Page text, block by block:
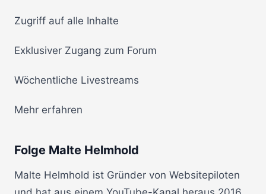
Zugriff auf alle Inhalte
Exklusiver Zugang zum Forum
Wöchentliche Livestreams
Mehr erfahren
Folge Malte Helmhold
Malte Helmhold ist Gründer von Websitepiloten